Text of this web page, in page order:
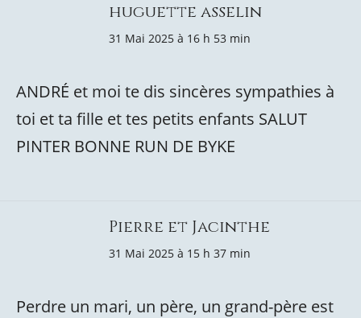
huguette asselin
31 Mai 2025 à 16 h 53 min
ANDRÉ et moi te dis sincères sympathies à
toi et ta fille et tes petits enfants SALUT
PINTER BONNE RUN DE BYKE
Pierre et Jacinthe
31 Mai 2025 à 15 h 37 min
Perdre un mari, un père, un grand-père est